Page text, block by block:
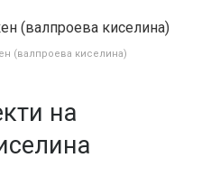
(валпроева киселина)
на